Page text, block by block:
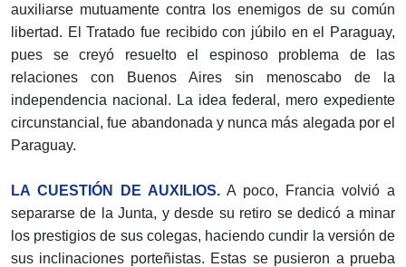
auxiliarse mutuamente contra los enemigos de su común
libertad. El Tratado fue recibido con júbilo en el Paraguay,
pues se creyó resuelto el espinoso problema de las
relaciones con Buenos Aires sin menoscabo de la
independencia nacional. La idea federal, mero expediente
circunstancial, fue abandonada y nunca más alegada por el
Paraguay.
LA CUESTIÓN DE AUXILIOS. A poco, Francia volvió a
separarse de la Junta, y desde su retiro se dedicó a minar
los prestigios de sus colegas, haciendo cundir la versión de
sus inclinaciones porteñistas. Estas se pusieron a prueba